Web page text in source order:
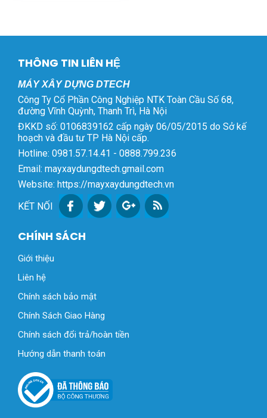
THÔNG TIN LIÊN HỆ
MÁY XÂY DỰNG DTECH
Công Ty Cổ Phần Công Nghiệp NTK Toàn Cầu Số 68,
đường Vĩnh Quỳnh, Thanh Trì, Hà Nội
ĐKKD số: 0106839162 cấp ngày 06/05/2015 do Sở kế
hoạch và đầu tư TP Hà Nội cấp.
Hotline: 0981.57.14.41 - 0888.799.236
Email: mayxaydungdtech.gmail.com
Website: https://mayxaydungdtech.vn
KẾT NỐI
CHÍNH SÁCH
Giới thiệu
Liên hệ
Chính sách bảo mật
Chính Sách Giao Hàng
Chính sách đổi trả/hoàn tiền
Hướng dẫn thanh toán